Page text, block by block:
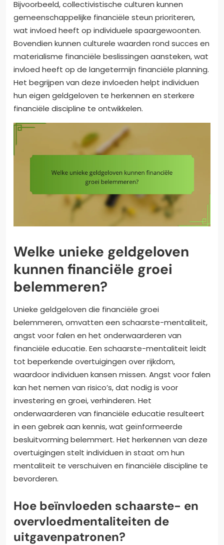
Bijvoorbeeld, collectivistische culturen kunnen
gemeenschappelijke financiële steun prioriteren,
wat invloed heeft op individuele spaargewoonten.
Bovendien kunnen culturele waarden rond succes en
materialisme financiële beslissingen aansteken, wat
invloed heeft op de langetermijn financiële planning.
Het begrijpen van deze invloeden helpt individuen
hun eigen geldgeloven te herkennen en sterkere
financiële discipline te ontwikkelen.
Welke unieke geldgeloven
kunnen financiële groei
belemmeren?
Unieke geldgeloven die financiële groei
belemmeren, omvatten een schaarste-mentaliteit,
angst voor falen en het onderwaarderen van
financiële educatie. Een schaarste-mentaliteit leidt
tot beperkende overtuigingen over rijkdom,
waardoor individuen kansen missen. Angst voor falen
kan het nemen van risico’s, dat nodig is voor
investering en groei, verhinderen. Het
onderwaarderen van financiële educatie resulteert
in een gebrek aan kennis, wat geïnformeerde
besluitvorming belemmert. Het herkennen van deze
overtuigingen stelt individuen in staat om hun
mentaliteit te verschuiven en financiële discipline te
bevorderen.
Hoe beïnvloeden schaarste- en
overvloedmentaliteiten de
uitgavenpatronen?